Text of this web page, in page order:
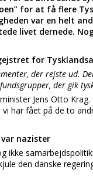
for at få flere
var en helt
livet dernede.
for
der rejste ud.
der gik
Jens Otto
har fået på de to
nazister
ikke
den danske